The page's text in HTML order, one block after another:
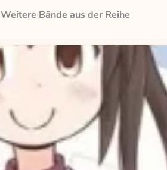
Weitere Bände aus der Reihe